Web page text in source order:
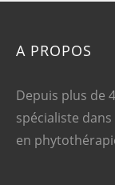
A PROPOS
Depuis plus de
spécialiste
en